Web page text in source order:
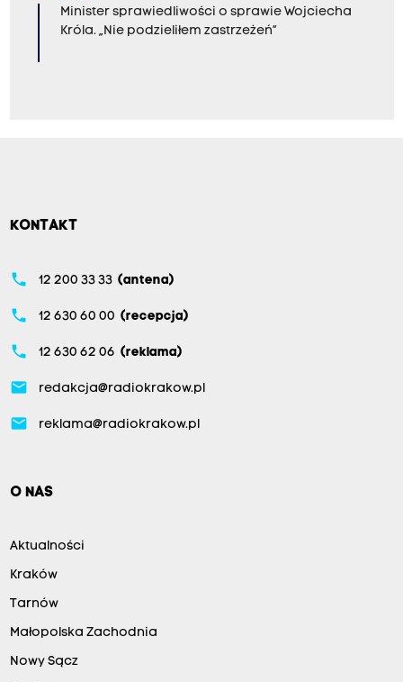
Minister sprawiedliwości o sprawie Wojciecha
Króla. „Nie podzieliłem zastrzeżeń”
KONTAKT
phone 12 200 33 33 (antena)
phone 12 630 60 00 (recepcja)
phone 12 630 62 06 (reklama)
email redakcja@radiokrakow.pl
email reklama@radiokrakow.pl
O NAS
Aktualności
Kraków
Tarnów
Małopolska Zachodnia
Nowy Sącz